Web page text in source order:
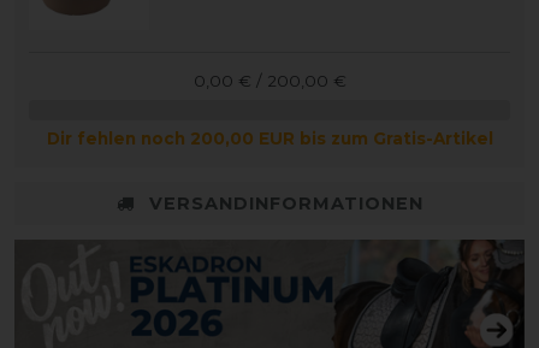
0,00 € / 200,00 €
Dir fehlen noch 200,00 EUR bis zum Gratis-Artikel
VERSANDINFORMATIONEN